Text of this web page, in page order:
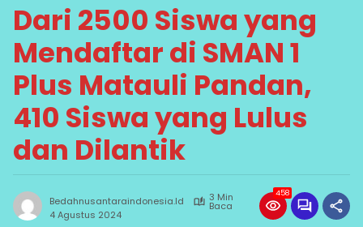
Dari 2500 Siswa yang
Mendaftar di SMAN 1
Plus Matauli Pandan,
410 Siswa yang Lulus
dan Dilantik
Bedahnusantaraindonesia.id 3 Min
Baca
4 Agustus 2024
458